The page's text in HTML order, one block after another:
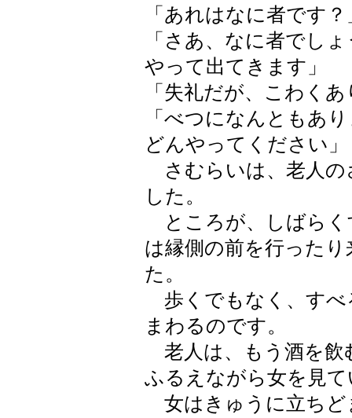
「あれはなに者です？
「さあ、なに者でし
やって出てきます」
「失礼だが、こわく
「べつになんともあ
どんやってください」
さむらいは、老人の
した。
ところが、しばらく
は縁側の前を行った
た。
歩くでもなく、すべ
まわるのです。
老人は、もう酒を飲
ふるえながら女を見
女はきゅうに立ちど